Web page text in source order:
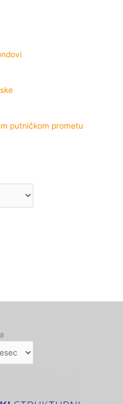
putničkom prometu